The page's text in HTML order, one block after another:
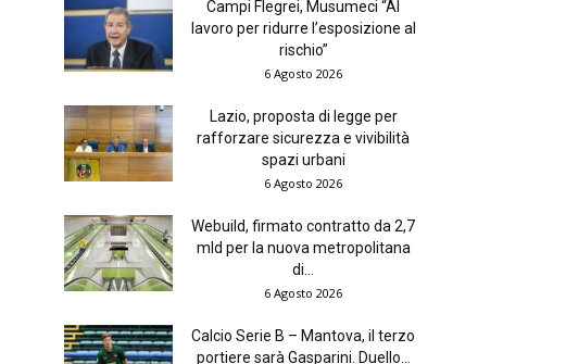
Campi Flegrei, Musumeci “Al
lavoro per ridurre l’esposizione al
rischio”
6 Agosto 2026
Lazio, proposta di legge per
rafforzare sicurezza e vivibilità
spazi urbani
6 Agosto 2026
Webuild, firmato contratto da 2,7
mld per la nuova metropolitana
di...
6 Agosto 2026
Calcio Serie B – Mantova, il terzo
portiere sarà Gasparini. Duello...